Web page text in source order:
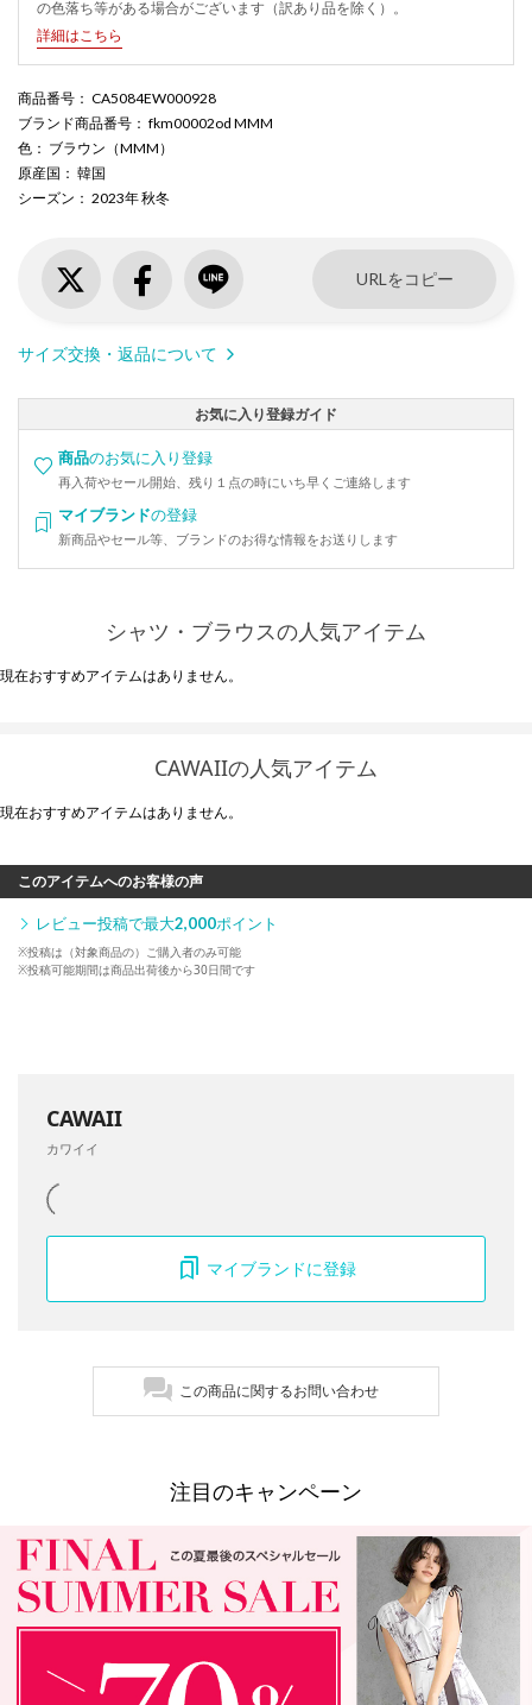
の色落ち等がある場合がございます（訳あり品を除く）。
詳細はこちら
商品番号 ： CA5084EW000928
ブランド商品番号 ： fkm00002od MMM
色 ： ブラウン（MMM）
原産国 ： 韓国
シーズン ： 2023年 秋冬
URLをコピー
サイズ交換・返品について
お気に入り登録ガイド
商品のお気に入り登録
再入荷やセール開始、残り１点の時にいち早くご連絡します
マイブランドの登録
新商品やセール等、ブランドのお得な情報をお送りします
シャツ・ブラウスの人気アイテム
現在おすすめアイテムはありません。
CAWAIIの人気アイテム
現在おすすめアイテムはありません。
このアイテムへのお客様の声
レビュー投稿で最大2,000ポイント
※投稿は（対象商品の）ご購入者のみ可能
※投稿可能期間は商品出荷後から30日間です
CAWAII
カワイイ
マイブランドに登録
この商品に関するお問い合わせ
注目のキャンペーン